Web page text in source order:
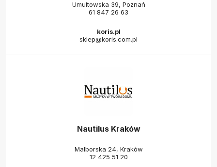
Umultowska 39, Poznań
61 847 26 63
koris.pl
sklep@koris.com.pl
Nautilus Kraków
Malborska 24, Kraków
12 425 51 20